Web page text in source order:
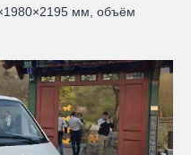
мм, объём